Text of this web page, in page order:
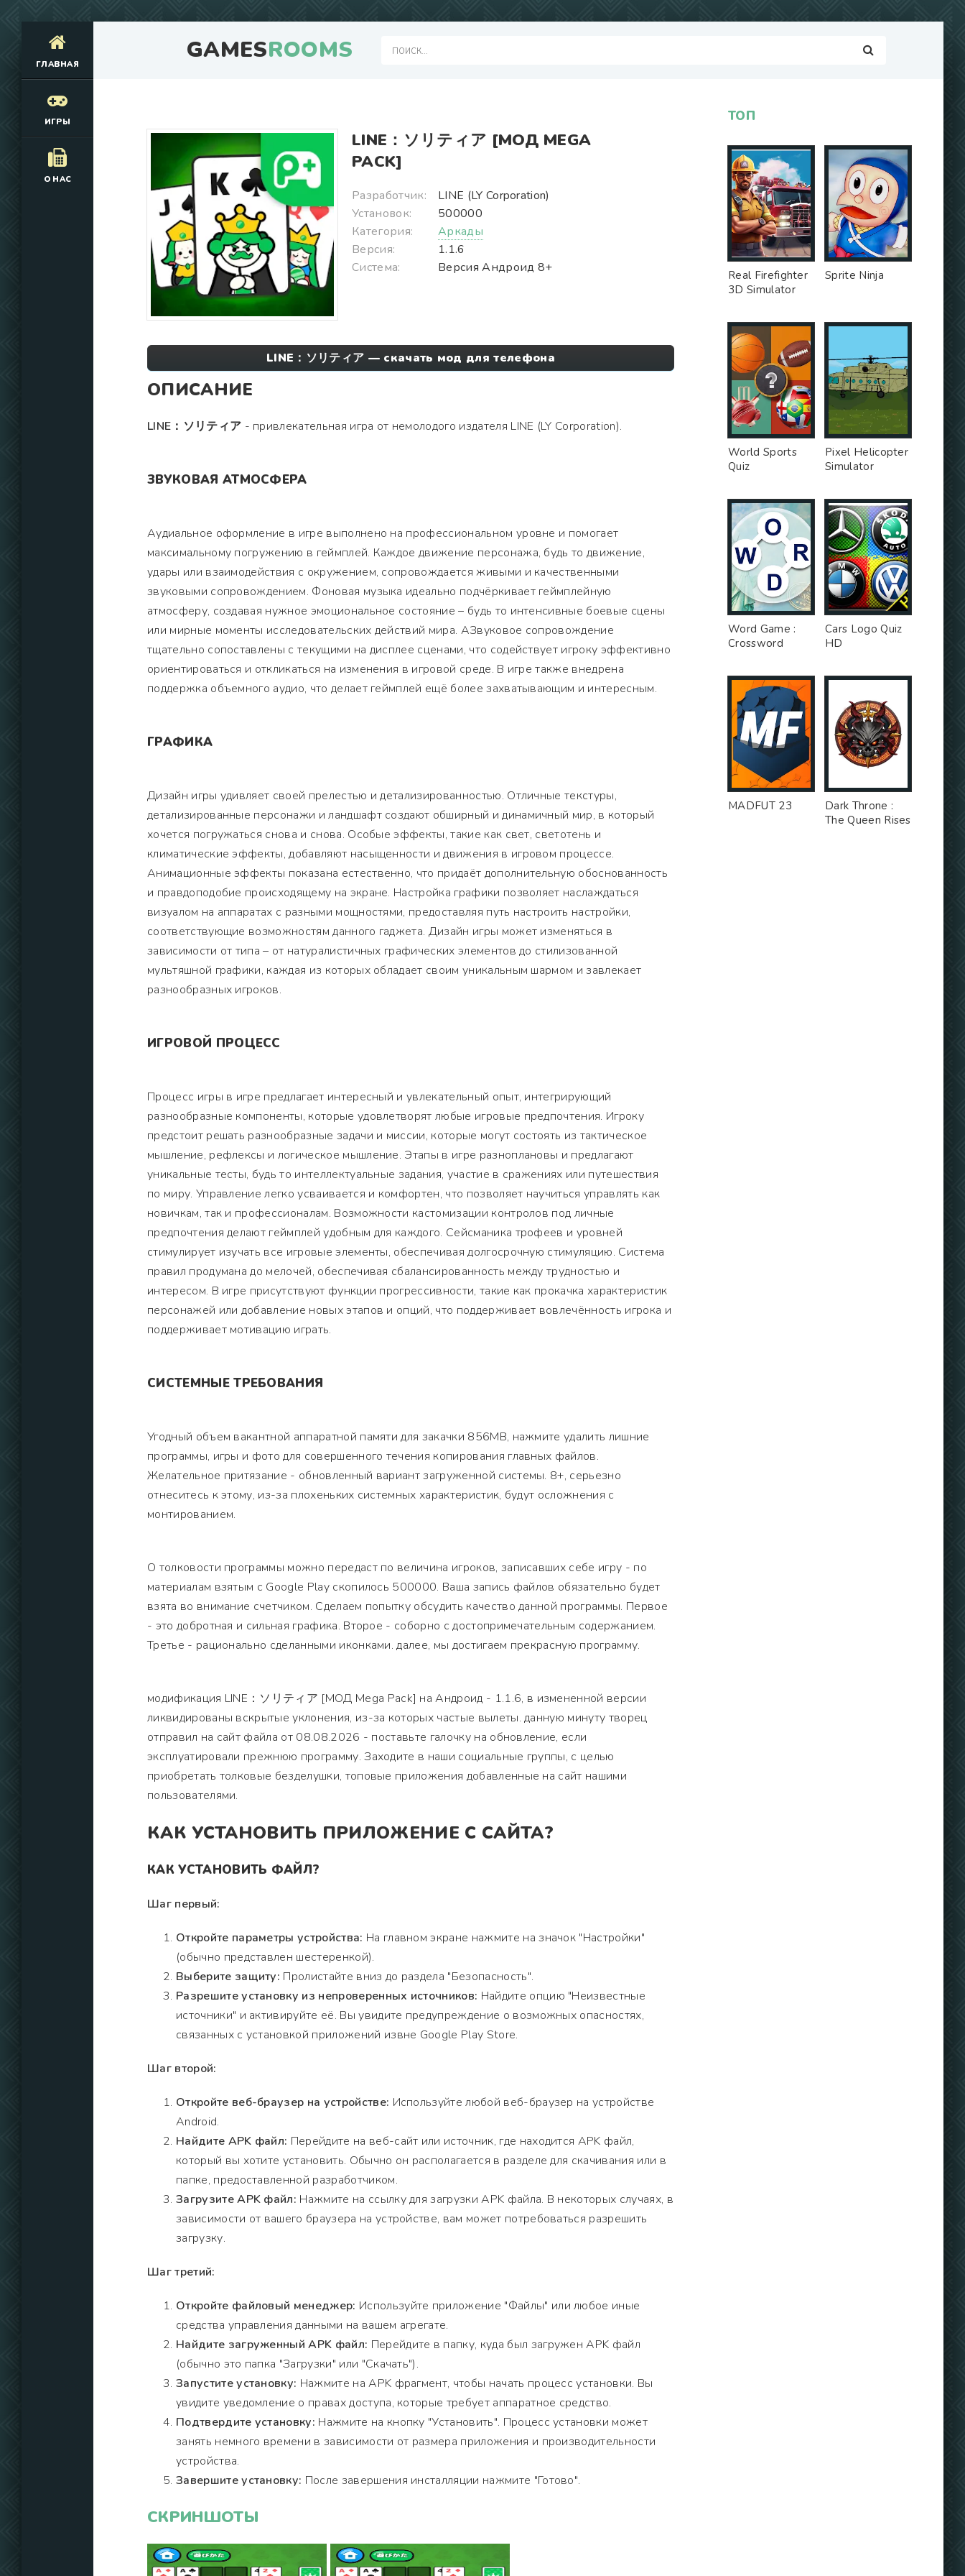
GAMESROOMS
ГЛАВНАЯ
ИГРЫ
О НАС
LINE：ソリティア [МОД MEGA
PACK]
Разработчик:
LINE (LY Corporation)
Установок:
500000
Категория:
Аркады
Версия:
1.1.6
Система:
Версия Андроид 8+
LINE：ソリティア — скачать мод для телефона
ОПИСАНИЕ
LINE：ソリティア - привлекательная игра от немолодого издателя LINE (LY Corporation).
ЗВУКОВАЯ АТМОСФЕРА
Аудиальное оформление в игре выполнено на профессиональном уровне и помогает
максимальному погружению в геймплей. Каждое движение персонажа, будь то движение,
удары или взаимодействия с окружением, сопровождается живыми и качественными
звуковыми сопровождением. Фоновая музыка идеально подчёркивает геймплейную
атмосферу, создавая нужное эмоциональное состояние – будь то интенсивные боевые сцены
или мирные моменты исследовательских действий мира. АЗвуковое сопровождение
тщательно сопоставлены с текущими на дисплее сценами, что содействует игроку эффективно
ориентироваться и откликаться на изменения в игровой среде. В игре также внедрена
поддержка объемного аудио, что делает геймплей ещё более захватывающим и интересным.
ГРАФИКА
Дизайн игры удивляет своей прелестью и детализированностью. Отличные текстуры,
детализированные персонажи и ландшафт создают обширный и динамичный мир, в который
хочется погружаться снова и снова. Особые эффекты, такие как свет, светотень и
климатические эффекты, добавляют насыщенности и движения в игровом процессе.
Анимационные эффекты показана естественно, что придаёт дополнительную обоснованность
и правдоподобие происходящему на экране. Настройка графики позволяет наслаждаться
визуалом на аппаратах с разными мощностями, предоставляя путь настроить настройки,
соответствующие возможностям данного гаджета. Дизайн игры может изменяться в
зависимости от типа – от натуралистичных графических элементов до стилизованной
мультяшной графики, каждая из которых обладает своим уникальным шармом и завлекает
разнообразных игроков.
ИГРОВОЙ ПРОЦЕСС
Процесс игры в игре предлагает интересный и увлекательный опыт, интегрирующий
разнообразные компоненты, которые удовлетворят любые игровые предпочтения. Игроку
предстоит решать разнообразные задачи и миссии, которые могут состоять из тактическое
мышление, рефлексы и логическое мышление. Этапы в игре разноплановы и предлагают
уникальные тесты, будь то интеллектуальные задания, участие в сражениях или путешествия
по миру. Управление легко усваивается и комфортен, что позволяет научиться управлять как
новичкам, так и профессионалам. Возможности кастомизации контролов под личные
предпочтения делают геймплей удобным для каждого. Сейсманика трофеев и уровней
стимулирует изучать все игровые элементы, обеспечивая долгосрочную стимуляцию. Система
правил продумана до мелочей, обеспечивая сбалансированность между трудностью и
интересом. В игре присутствуют функции прогрессивности, такие как прокачка характеристик
персонажей или добавление новых этапов и опций, что поддерживает вовлечённость игрока и
поддерживает мотивацию играть.
СИСТЕМНЫЕ ТРЕБОВАНИЯ
Угодный объем вакантной аппаратной памяти для закачки 856MB, нажмите удалить лишние
программы, игры и фото для совершенного течения копирования главных файлов.
Желательное притязание - обновленный вариант загруженной системы. 8+, серьезно
отнеситесь к этому, из-за плохеньких системных характеристик, будут осложнения с
монтированием.
О толковости программы можно передаст по величина игроков, записавших себе игру - по
материалам взятым с Google Play скопилось 500000. Ваша запись файлов обязательно будет
взята во внимание счетчиком. Сделаем попытку обсудить качество данной программы. Первое
- это добротная и сильная графика. Второе - соборно с достопримечательным содержанием.
Третье - рационально сделанными иконками. далее, мы достигаем прекрасную программу.
модификация LINE：ソリティア [МОД Mega Pack] на Андроид - 1.1.6, в измененной версии
ликвидированы вскрытые уклонения, из-за которых частые вылеты. данную минуту творец
отправил на сайт файла от 08.08.2026 - поставьте галочку на обновление, если
эксплуатировали прежнюю программу. Заходите в наши социальные группы, с целью
приобретать толковые безделушки, топовые приложения добавленные на сайт нашими
пользователями.
КАК УСТАНОВИТЬ ПРИЛОЖЕНИЕ С САЙТА?
КАК УСТАНОВИТЬ ФАЙЛ?
Шаг первый:
Откройте параметры устройства: На главном экране нажмите на значок "Настройки"
(обычно представлен шестеренкой).
Выберите защиту: Пролистайте вниз до раздела "Безопасность".
Разрешите установку из непроверенных источников: Найдите опцию "Неизвестные
источники" и активируйте её. Вы увидите предупреждение о возможных опасностях,
связанных с установкой приложений извне Google Play Store.
Шаг второй:
Откройте веб-браузер на устройстве: Используйте любой веб-браузер на устройстве
Android.
Найдите APK файл: Перейдите на веб-сайт или источник, где находится APK файл,
который вы хотите установить. Обычно он располагается в разделе для скачивания или в
папке, предоставленной разработчиком.
Загрузите APK файл: Нажмите на ссылку для загрузки APK файла. В некоторых случаях, в
зависимости от вашего браузера на устройстве, вам может потребоваться разрешить
загрузку.
Шаг третий:
Откройте файловый менеджер: Используйте приложение "Файлы" или любое иные
средства управления данными на вашем агрегате.
Найдите загруженный APK файл: Перейдите в папку, куда был загружен APK файл
(обычно это папка "Загрузки" или "Скачать").
Запустите установку: Нажмите на APK фрагмент, чтобы начать процесс установки. Вы
увидите уведомление о правах доступа, которые требует аппаратное средство.
Подтвердите установку: Нажмите на кнопку "Установить". Процесс установки может
занять немного времени в зависимости от размера приложения и производительности
устройства.
Завершите установку: После завершения инсталляции нажмите "Готово".
СКРИНШОТЫ
ТОП
Real Firefighter
3D Simulator
Sprite Ninja
World Sports
Quiz
Pixel Helicopter
Simulator
Word Game :
Crossword
Cars Logo Quiz
HD
MADFUT 23
Dark Throne :
The Queen Rises